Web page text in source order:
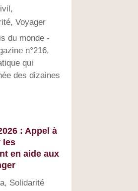
,
, Voyager
du monde -
n°216,
qui
des dizaines
: Appel à
les
en aide aux
, Solidarité